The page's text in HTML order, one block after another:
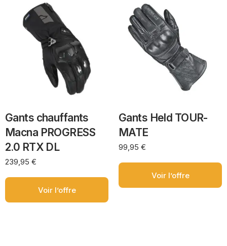
Gants chauffants
Macna PROGRESS
2.0 RTX DL
239,95 €
Voir l’offre
Gants Held TOUR-
MATE
99,95 €
Voir l’offre